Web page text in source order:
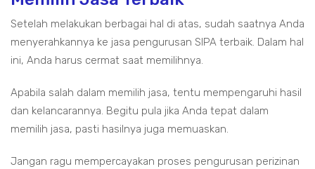
Setelah melakukan berbagai hal di atas, sudah saatnya Anda
menyerahkannya ke jasa pengurusan SIPA terbaik. Dalam hal
ini, Anda harus cermat saat memilihnya.
Apabila salah dalam memilih jasa, tentu mempengaruhi hasil
dan kelancarannya. Begitu pula jika Anda tepat dalam
memilih jasa, pasti hasilnya juga memuaskan.
Jangan ragu mempercayakan proses pengurusan perizinan